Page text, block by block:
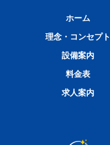
ホーム
理念・コンセプト
設備案内
料金表
求人案内